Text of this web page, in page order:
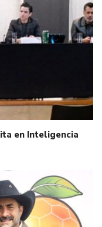
en Inteligencia